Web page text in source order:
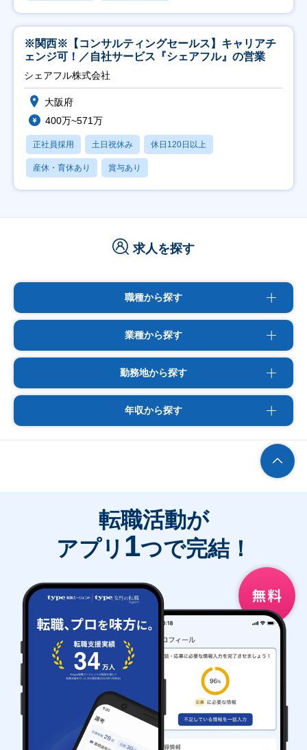
※関西※【コンサルティングセールス】キャリアチ
ェンジ可！／自社サービス『シェアフル』の営業
シェアフル株式会社
大阪府
400万~571万
正社員採用 土日祝休み 休日120日以上
産休・育休あり 賞与あり
求人を探す
職種から探す
業種から探す
勤務地から探す
年収から探す
転職活動が
アプリ 1つで完結！